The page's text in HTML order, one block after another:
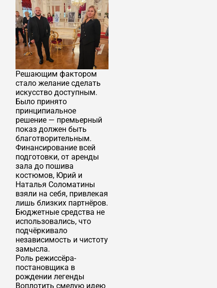
Решающим фактором
стало желание сделать
искусство доступным.
Было принято
принципиальное
решение — премьерный
показ должен быть
благотворительным.
Финансирование всей
подготовки, от аренды
зала до пошива
костюмов, Юрий и
Наталья Соломатины
взяли на себя, привлекая
лишь близких партнёров.
Бюджетные средства не
использовались, что
подчёркивало
независимость и чистоту
замысла.
Роль режиссёра-
постановщика в
рождении легенды
Воплотить смелую идею